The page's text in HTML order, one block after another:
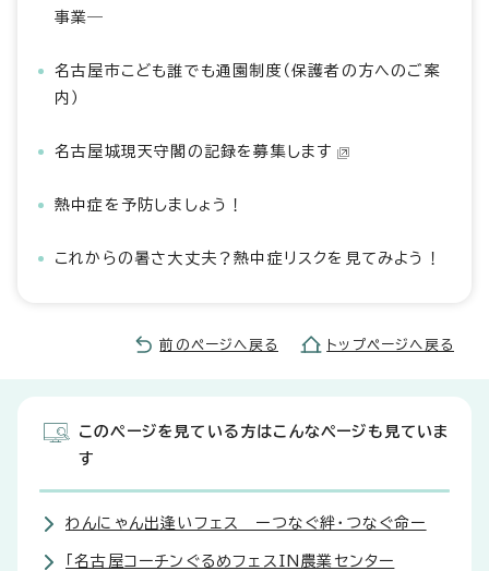
事業―
名古屋市こども誰でも通園制度（保護者の方へのご案
内）
名古屋城現天守閣の記録を募集します
熱中症を予防しましょう！
これからの暑さ大丈夫？熱中症リスクを見てみよう！
前のページへ戻る トップページへ戻る
このページを見ている方はこんなページも見ていま
す
わんにゃん出逢いフェス ーつなぐ絆・つなぐ命ー
「名古屋コーチンぐるめフェスIN農業センター